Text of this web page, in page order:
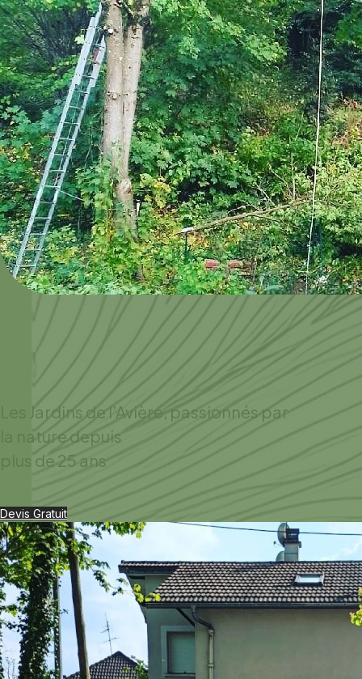
Les Jardins de l’Avière, passionnés par
la nature depuis
plus de 25 ans
Devis Gratuit